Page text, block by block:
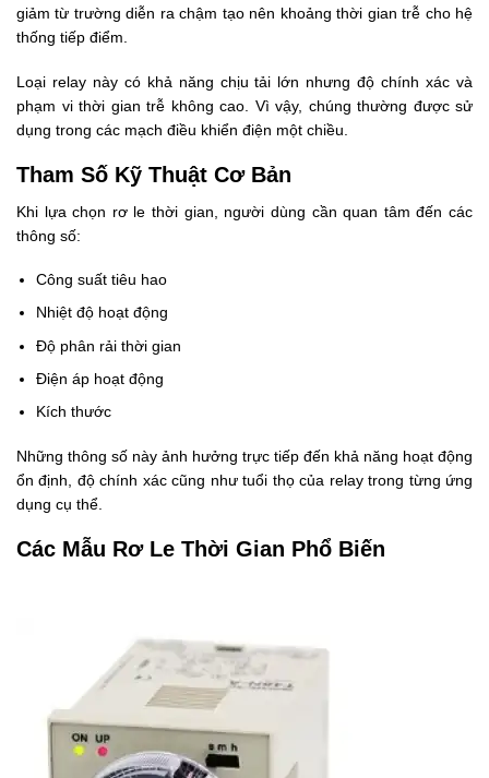
giảm từ trường diễn ra chậm tạo nên khoảng thời gian trễ cho hệ
thống tiếp điểm.
Loại relay này có khả năng chịu tải lớn nhưng độ chính xác và
phạm vi thời gian trễ không cao. Vì vậy, chúng thường được sử
dụng trong các mạch điều khiển điện một chiều.
Tham Số Kỹ Thuật Cơ Bản
Khi lựa chọn rơ le thời gian, người dùng cần quan tâm đến các
thông số:
Công suất tiêu hao
Nhiệt độ hoạt động
Độ phân rải thời gian
Điện áp hoạt động
Kích thước
Những thông số này ảnh hưởng trực tiếp đến khả năng hoạt động
ổn định, độ chính xác cũng như tuổi thọ của relay trong từng ứng
dụng cụ thể.
Các Mẫu Rơ Le Thời Gian Phổ Biến